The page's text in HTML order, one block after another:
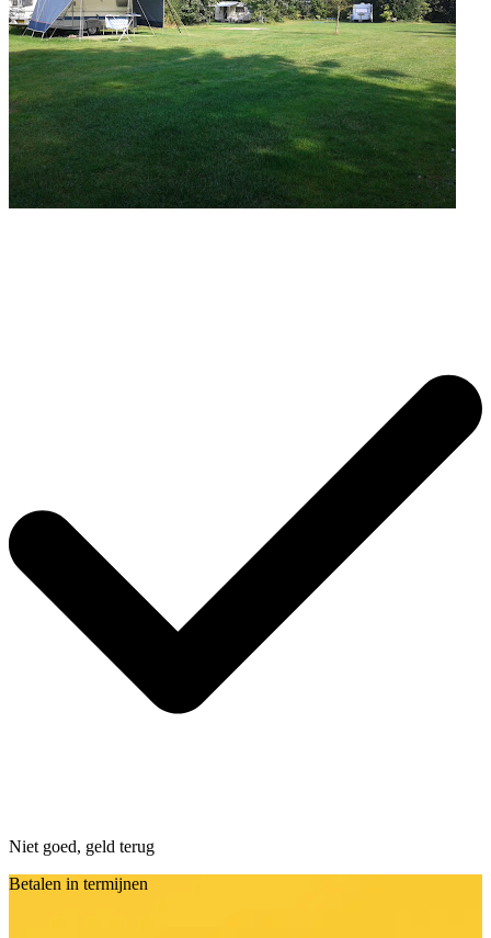
Niet goed, geld terug
Betalen in termijnen